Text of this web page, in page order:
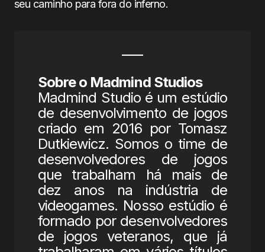
seu caminho para fora do inferno.
Sobre o Madmind Studios
Madmind Studio é um estúdio
de desenvolvimento de jogos
criado em 2016 por Tomasz
Dutkiewicz. Somos o time de
desenvolvedores de jogos
que trabalham há mais de
dez anos na indústria de
videogames. Nosso estúdio é
formado por desenvolvedores
de jogos veteranos, que já